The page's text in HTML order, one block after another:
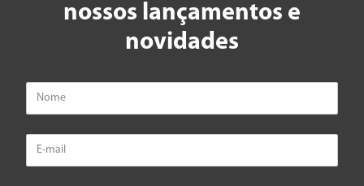
nossos lançamentos e
novidades